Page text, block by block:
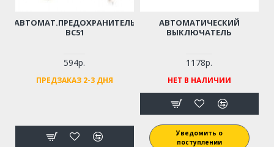
АВТОМАТ.ПРЕДОХРАНИТЕЛЬ
BC51
594р.
ПРЕДЗАКАЗ 2-3 ДНЯ
АВТОМАТИЧЕСКИЙ
ВЫКЛЮЧАТЕЛЬ
1178р.
НЕТ В НАЛИЧИИ
Уведомить о
поступлении